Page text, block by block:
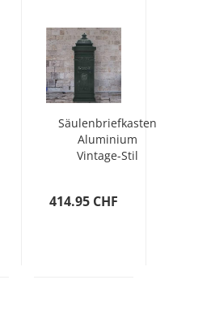
Säulenbriefkasten
Aluminium
Vintage-Stil
414.95 CHF